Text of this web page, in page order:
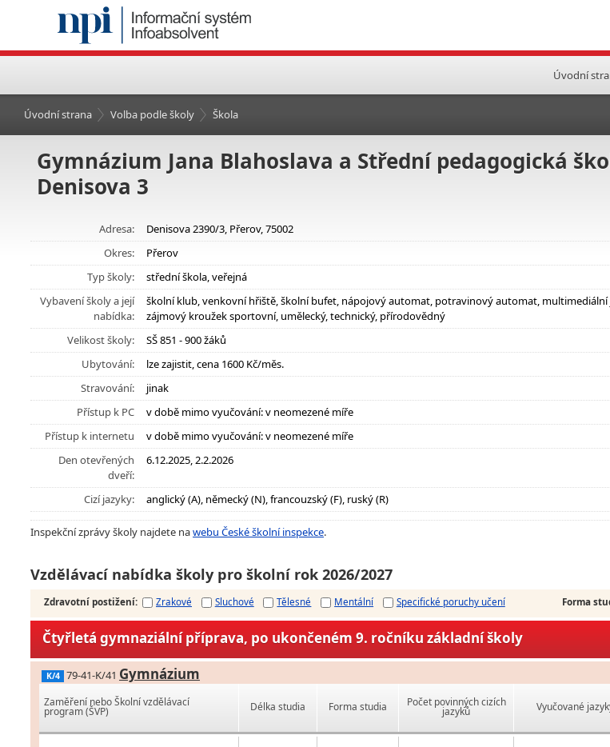
Úvodní
Úvodní strana Volba podle školy Škola
Gymnázium Jana Blahoslava a Střední pedagogická
Denisova 3
Adresa:
Denisova 2390/3, Přerov, 75002
Okres:
Přerov
Typ školy:
střední škola, veřejná
Vybavení školy a její
nabídka:
školní klub, venkovní hřiště, školní bufet, nápojový automat, potravinový automat, multimediální
zájmový kroužek sportovní, umělecký, technický, přírodovědný
Velikost školy:
SŠ 851 - 900 žáků
Ubytování:
lze zajistit, cena 1600 Kč/měs.
Stravování:
jinak
Přístup k PC
v době mimo vyučování: v neomezené míře
Přístup k internetu
v době mimo vyučování: v neomezené míře
Den otevřených
dveří:
6.12.2025, 2.2.2026
Cizí jazyky: anglický (A), německý (N), francouzský (F), ruský (R)
Inspekční zprávy školy najdete nawebu České školní inspekce.
Vzdělávací nabídka školy pro školní rok 2026/2027
Zdravotní postižení: Zrakové Sluchové Tělesné Mentální Specifické poruchy učení Forma
Čtyřletá gymnaziální příprava, po ukončeném 9. ročníku základní školy
K/4 79-41-K/41 Gymnázium
Zaměření nebo Školní vzdělávací
program (ŠVP) Délka studia Forma studia Počet povinných cizích
jazyků Vyučované